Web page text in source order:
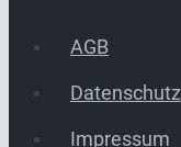
AGB
Datenschutz
Impressum